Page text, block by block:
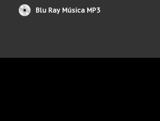
Blu Ray Música MP3